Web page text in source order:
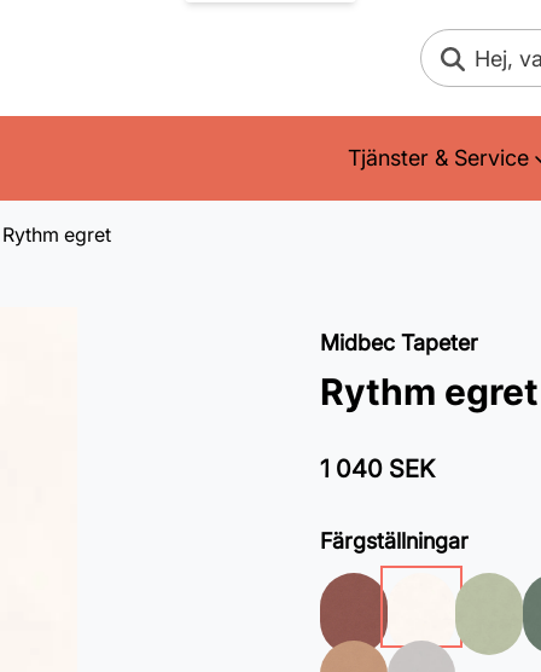
Sök
Tjänster & Service
Rythm egret
Midbec Tapeter
Rythm egret
1 040 SEK
Färgställningar